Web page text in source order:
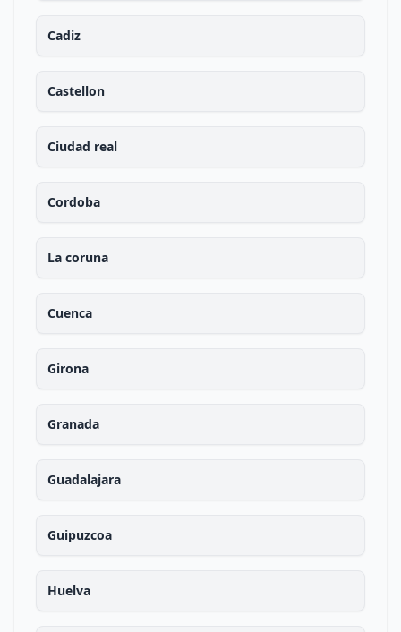
Cadiz
Castellon
Ciudad real
Cordoba
La coruna
Cuenca
Girona
Granada
Guadalajara
Guipuzcoa
Huelva